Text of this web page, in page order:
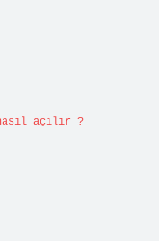
açılır ?